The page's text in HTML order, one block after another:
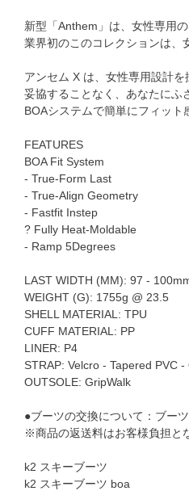
新型「Anthem」は、女性専用
業界初のこのコレクションは、
アンセム X は、女性専用設計を
妥協することなく、あなたにふ
BOAシステムで簡単にフィット
FEATURES
BOA Fit System
- True-Form Last
- True-Align Geometry
- Fastfit Instep
? Fully Heat-Moldable
- Ramp 5Degrees
LAST WIDTH (MM): 97 -
WEIGHT (G): 1755g @ 23.5
SHELL MATERIAL: TPU
CUFF MATERIAL: PP
LINER: P4
STRAP: Velcro - Tapered PVC
OUTSOLE: GripWalk
●ブーツの交換について：ブー
※商品の返送料はお客様負担と
k2 スキーブーツ
k2 スキーブーツ boa